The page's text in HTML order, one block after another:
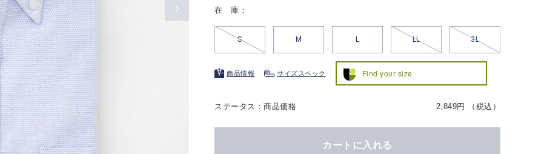
在 庫：
S M L LL 3L
商品情報 サイズスペック Find your size
ステータス：商品価格 2,849円 （税込）
カートに入れる